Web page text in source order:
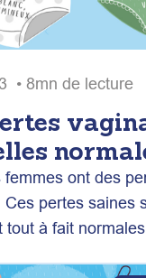
• 8mn de lecture
femmes ont des
pertes saines
tout à fait